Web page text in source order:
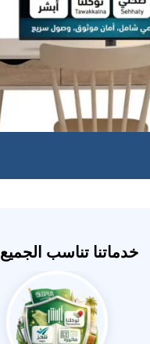
خدماتنا تناسب الجميع